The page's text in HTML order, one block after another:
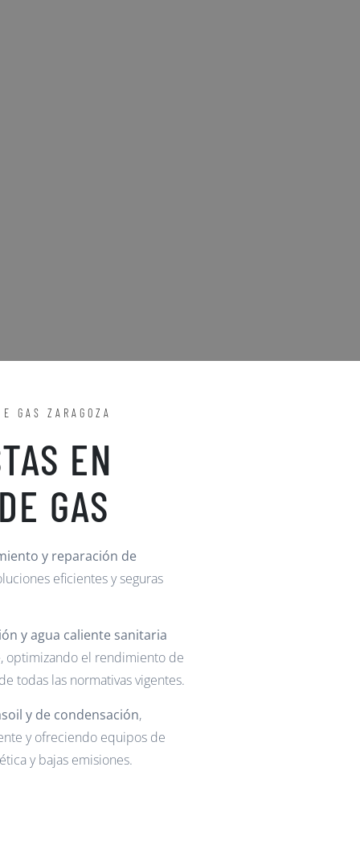
GAS ZARAGOZA
EN
GAS
y reparación de
eficientes y seguras
y agua caliente sanitaria
, optimizando el rendimiento de
todas las normativas vigentes.
y de condensación,
y ofreciendo equipos de
y bajas emisiones.